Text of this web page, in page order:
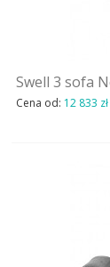
Swell 3 sofa
Cena od: 12 833 zł